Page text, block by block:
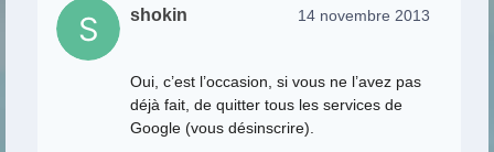
shokin 14 novembre 2013
Oui, c’est l’occasion, si vous ne l’avez pas
déjà fait, de quitter tous les services de
Google (vous désinscrire).